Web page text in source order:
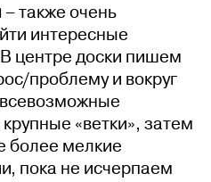
– также очень
интересные
центре доски пишем
проблему и вокруг
«ветки», затем
более мелкие
пока не исчерпаем